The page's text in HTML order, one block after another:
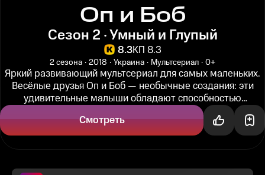
Оп и Боб
Сезон 2 · Умный и Глупый
8.3КП 8.3
2 сезона 2018 Украина Мультсериал 0+
Яркий развивающий мультсериал для самых маленьких.
Весёлые друзья Оп и Боб — необычные создания: эти
удивительные малыши обладают способностью
подстраиваться под окружающую...
Смотреть